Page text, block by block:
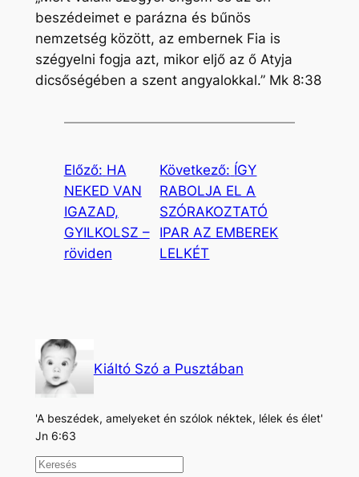
beszédeimet e parázna és bűnös
nemzetség között, az embernek Fia is
szégyelni fogja azt, mikor eljő az ő Atyja
dicsőségében a szent angyalokkal.” Mk 8:38
Előző: HA
NEKED VAN
IGAZAD,
GYILKOLSZ –
röviden
Következő: ÍGY
RABOLJA EL A
SZÓRAKOZTATÓ
IPAR AZ EMBEREK
LELKÉT
Kiáltó Szó a Pusztában
'A beszédek, amelyeket én szólok néktek, lélek és élet'
Jn 6:63
K